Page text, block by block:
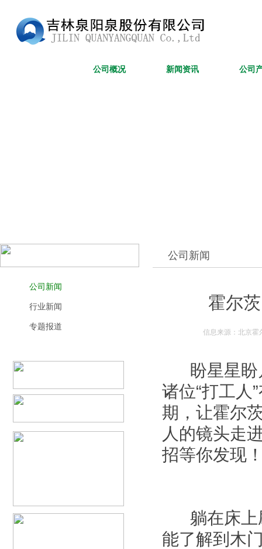
公司概况 新闻资讯 公司
公司新闻
行业新闻
专题报道
公司新闻
霍尔
信息来源：北京
盼星星盼
诸位“打工人
期，让霍尔
人的镜头走
招等你发现
躺在床上
能了解到木